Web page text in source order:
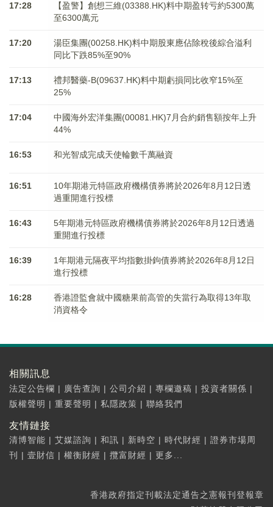
17:28
【盈警】創想三維(03388.HK)料中期盈转亏約5300萬
至6300萬元
17:20
湯臣集團(00258.HK)料中期股東應佔除稅後綜合溢利
同比下跌85%至90%
17:13
禮邦醫藥-B(09637.HK)料中期虧損同比收窄15%至
25%
17:04
中國海外宏洋集團(00081.HK)7月合約銷售額按年上升
44%
16:53 和光智成完成天使輪數千萬融資
16:51
10年期港元特區政府機構債券將於2026年8月12日透
過重開進行投標
16:43
5年期港元特區政府機構債券將於2026年8月12日透過
重開進行投標
16:39
1年期港元隔夜平均指數掛鉤債券將於2026年8月12日
進行投標
16:28
香港證監會就中國糖果前高管的失當行為取得13年取
消資格令
相關訊息
法定公告欄 | 廣告查詢 | 公司介紹 | 專欄邀稿 | 投資者關係 |
版權聲明 | 重要聲明 | 私隱政策 | 聯絡我們
友情鏈接
清博智能 | 艾媒諮詢 | 和訊 | 新時空 | 時代財經 | 證券市場周
刊
| 壹財信 | 權衡財經 | 攬富財經 | 更多...
香港政府指定刊載法定通告之憲報刊登報章